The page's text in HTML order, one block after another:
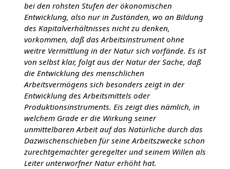
bei den rohsten Stufen der ökonomischen
Entwicklung, also nur in Zuständen, wo an Bildung
des Kapitalverhältnisses nicht zu denken,
vorkommen, daß das Arbeitsinstrument ohne
weitre Vermittlung in der Natur sich vorfände. Es ist
von selbst klar, folgt aus der Natur der Sache, daß
die Entwicklung des menschlichen
Arbeitsvermögens sich besonders zeigt in der
Entwicklung des Arbeitsmittels oder
Produktionsinstruments. Eis zeigt dies nämlich, in
welchem Grade er die Wirkung seiner
unmittelbaren Arbeit auf das Natürliche durch das
Dazwischenschieben für seine Arbeitszwecke schon
zurechtgemachter geregelter und seinem Willen als
Leiter unterworfner Natur erhöht hat.